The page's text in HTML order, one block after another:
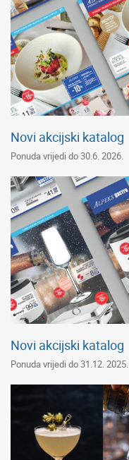
Novi akcijski katalog
Ponuda vrijedi do 30.6. 2026.
Novi akcijski katalog
Ponuda vrijedi do 31.12. 2025.